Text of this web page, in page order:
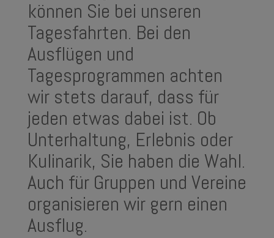
können Sie bei unseren
Tagesfahrten. Bei den
Ausflügen und
Tagesprogrammen achten
wir stets darauf, dass für
jeden etwas dabei ist. Ob
Unterhaltung, Erlebnis oder
Kulinarik, Sie haben die Wahl.
Auch für Gruppen und Vereine
organisieren wir gern einen
Ausflug.